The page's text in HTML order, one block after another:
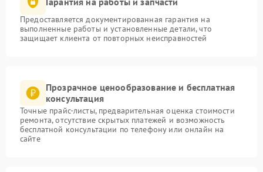
Предоставляется документированная гарантия на
выполненные работы и установленные детали, что
защищает клиента от повторных неисправностей
Прозрачное ценообразование и бесплатная
консультация
Точные прайс-листы, предварительная оценка стоимости
ремонта, отсутствие скрытых платежей и возможность
бесплатной консультации по телефону или онлайн на
сайте